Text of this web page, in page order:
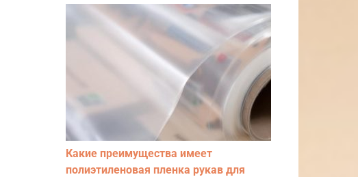
Какие преимущества имеет
полиэтиленовая пленка рукав для